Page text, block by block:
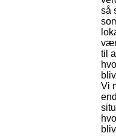
så
til
Vi